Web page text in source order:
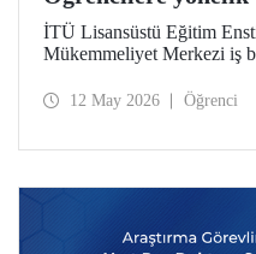
Araştırmalarda
Kullanımı” Eğitim
İTÜ Lisansüstü Eğitim
Mükemmeliyet Merkezi iş
sorumlu kullanımına
ise 2026–2027 Güz
12 May 2026 Öğrenci